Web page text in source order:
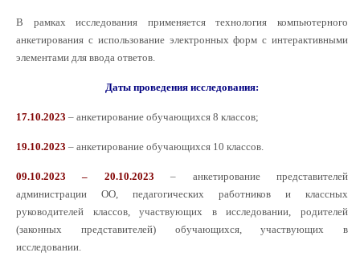
В рамках исследования применяется технология компьютерного
анкетирования с использование электронных форм с интерактивными
элементами для ввода ответов.
Даты проведения исследования:
17.10.2023 – анкетирование обучающихся 8 классов;
19.10.2023 – анкетирование обучающихся 10 классов.
09.10.2023 – 20.10.2023 – анкетирование представителей
администрации ОО, педагогических работников и классных
руководителей классов, участвующих в исследовании, родителей
(законных представителей) обучающихся, участвующих в
исследовании.